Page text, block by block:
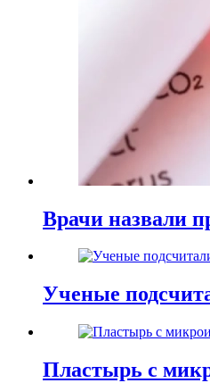
Врачи назвали
Ученые
Пластырь с